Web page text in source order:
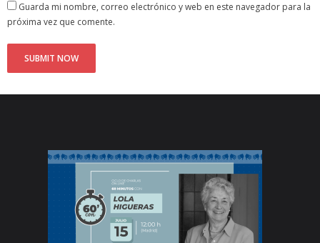
Guarda mi nombre, correo electrónico y web en este navegador para la
próxima vez que comente.